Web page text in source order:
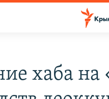
хаба на